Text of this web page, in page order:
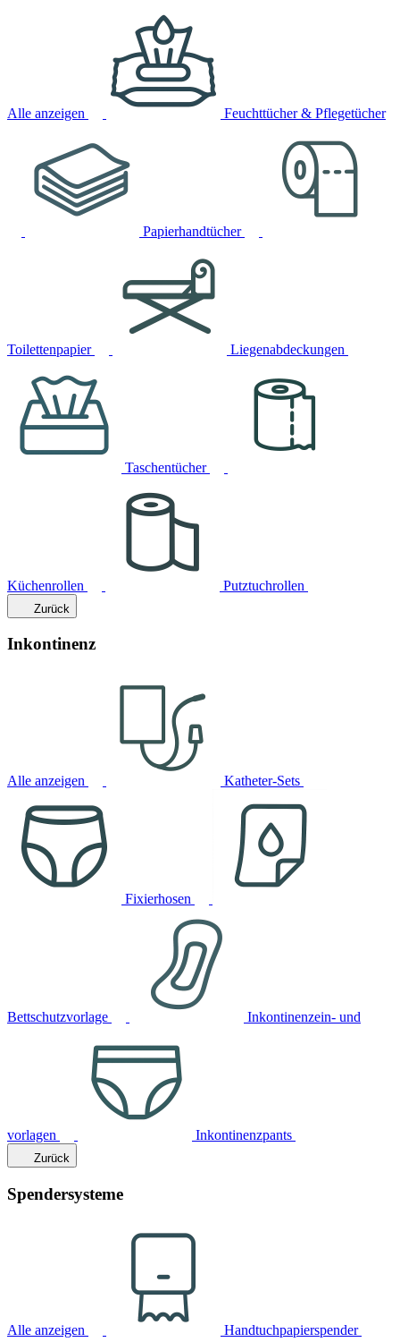
Alle anzeigen Feuchttücher & Pflegetücher
Papierhandtücher
Toilettenpapier Liegenabdeckungen
Taschentücher
Küchenrollen Putztuchrollen
Zurück
Inkontinenz
Alle anzeigen Katheter-Sets
Fixierhosen
Bettschutzvorlage Inkontinenzein- und
vorlagen Inkontinenzpants
Zurück
Spendersysteme
Alle anzeigen Handtuchpapierspender